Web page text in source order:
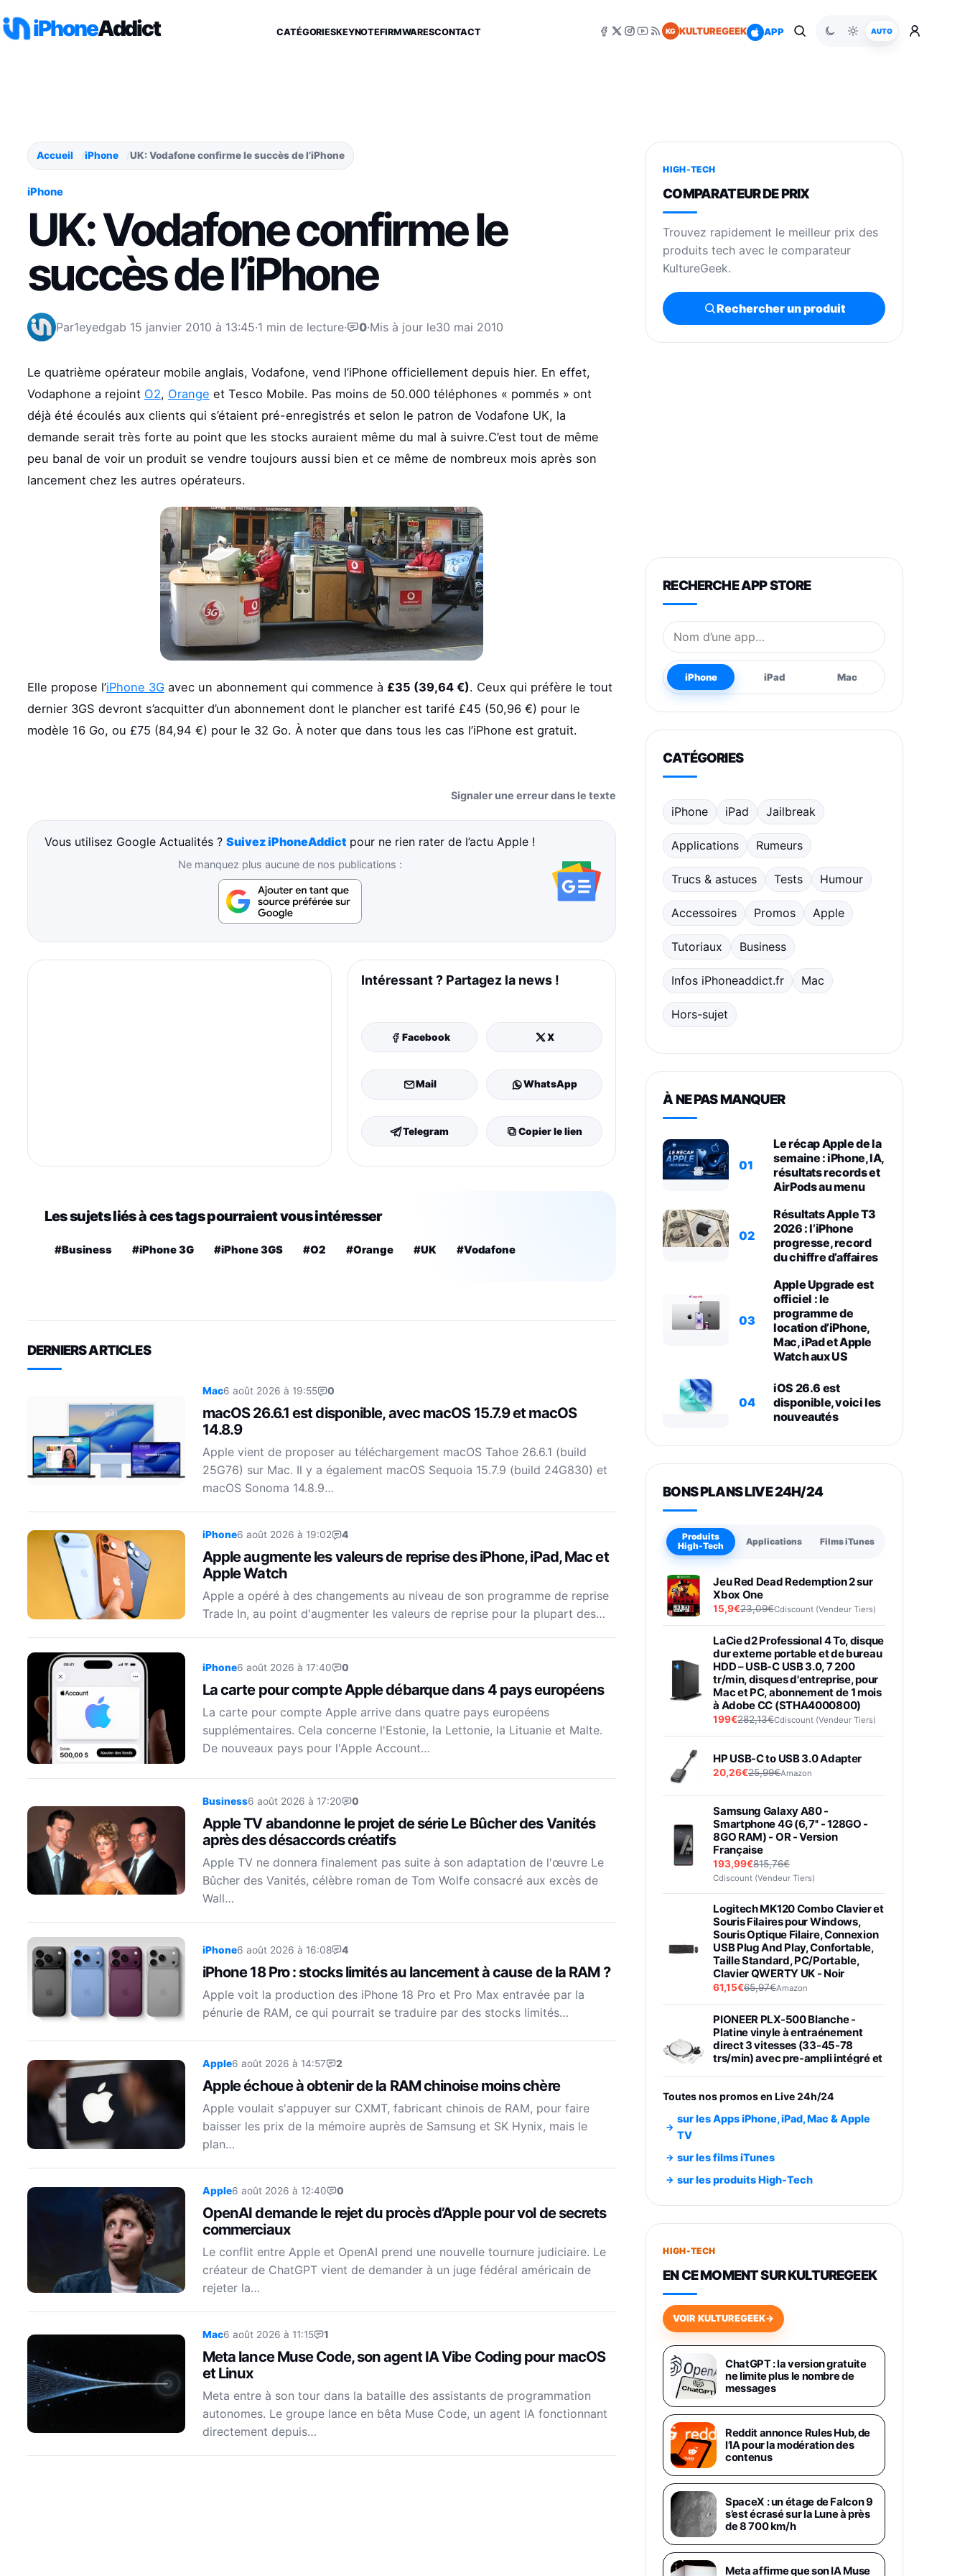
iPhoneAddict CATÉGORIESKEYNOTEFIRMWARESCONTACT KG KULTUREGEEK APP AUTO
Accueil iPhone UK: Vodafone confirme le succès de l’iPhone
iPhone
UK: Vodafone confirme le
succès de l’iPhone
Par1eyedgab 15 janvier 2010 à 13:45·1 min de lecture· 0·Mis à jour le30 mai 2010
Le quatrième opérateur mobile anglais, Vodafone, vend l’iPhone officiellement depuis hier. En effet,
Vodaphone a rejoint O2, Orange et Tesco Mobile. Pas moins de 50.000 téléphones « pommés » ont
déjà été écoulés aux clients qui s’étaient pré-enregistrés et selon le patron de Vodafone UK, la
demande serait très forte au point que les stocks auraient même du mal à suivre.C’est tout de même
peu banal de voir un produit se vendre toujours aussi bien et ce même de nombreux mois après son
lancement chez les autres opérateurs.
Elle propose l’iPhone 3Gavec un abonnement qui commence à £35 (39,64 €). Ceux qui préfère le tout
dernier 3GS devront s’acquitter d’un abonnement dont le plancher est tarifé £45 (50,96 €) pour le
modèle 16 Go, ou £75 (84,94 €) pour le 32 Go. À noter que dans tous les cas l’iPhone est gratuit.
Signaler une erreur dans le texte
Vous utilisez Google Actualités ?Suivez iPhoneAddict pour ne rien rater de l’actu Apple !
Ne manquez plus aucune de nos publications :
Intéressant ? Partagez la news !
Facebook X
Mail WhatsApp
Telegram Copier le lien
Les sujets liés à ces tags pourraient vous intéresser
#Business #iPhone 3G #iPhone 3GS #O2 #Orange #UK #Vodafone
DERNIERS ARTICLES
Mac6 août 2026 à 19:55 0
macOS 26.6.1 est disponible, avec macOS 15.7.9 et macOS
14.8.9
Apple vient de proposer au téléchargement macOS Tahoe 26.6.1 (build
25G76) sur Mac. Il y a également macOS Sequoia 15.7.9 (build 24G830) et
macOS Sonoma 14.8.9…
iPhone6 août 2026 à 19:02 4
Apple augmente les valeurs de reprise des iPhone, iPad, Mac et
Apple Watch
Apple a opéré à des changements au niveau de son programme de reprise
Trade In, au point d'augmenter les valeurs de reprise pour la plupart des…
iPhone6 août 2026 à 17:40 0
La carte pour compte Apple débarque dans 4 pays européens
La carte pour compte Apple arrive dans quatre pays européens
supplémentaires. Cela concerne l'Estonie, la Lettonie, la Lituanie et Malte.
De nouveaux pays pour l'Apple Account…
Business6 août 2026 à 17:20 0
Apple TV abandonne le projet de série Le Bûcher des Vanités
après des désaccords créatifs
Apple TV ne donnera finalement pas suite à son adaptation de l'œuvre Le
Bûcher des Vanités, célèbre roman de Tom Wolfe consacré aux excès de
Wall…
iPhone6 août 2026 à 16:08 4
iPhone 18 Pro : stocks limités au lancement à cause de la RAM ?
Apple voit la production des iPhone 18 Pro et Pro Max entravée par la
pénurie de RAM, ce qui pourrait se traduire par des stocks limités…
Apple6 août 2026 à 14:57 2
Apple échoue à obtenir de la RAM chinoise moins chère
Apple voulait s'appuyer sur CXMT, fabricant chinois de RAM, pour faire
baisser les prix de la mémoire auprès de Samsung et SK Hynix, mais le
plan…
Apple6 août 2026 à 12:40 0
OpenAI demande le rejet du procès d’Apple pour vol de secrets
commerciaux
Le conflit entre Apple et OpenAI prend une nouvelle tournure judiciaire. Le
créateur de ChatGPT vient de demander à un juge fédéral américain de
rejeter la…
Mac6 août 2026 à 11:15 1
Meta lance Muse Code, son agent IA Vibe Coding pour macOS
et Linux
Meta entre à son tour dans la bataille des assistants de programmation
autonomes. Le groupe lance en bêta Muse Code, un agent IA fonctionnant
directement depuis…
HIGH-TECH
COMPARATEUR DE PRIX
Trouvez rapidement le meilleur prix des
produits tech avec le comparateur
KultureGeek.
Rechercher un produit
RECHERCHE APP STORE
Nom de l’application
iPhone iPad Mac
CATÉGORIES
iPhone iPad Jailbreak
Applications Rumeurs
Trucs & astuces Tests Humour
Accessoires Promos Apple
Tutoriaux Business
Infos iPhoneaddict.fr Mac
Hors-sujet
À NE PAS MANQUER
01
Le récap Apple de la
semaine : iPhone, IA,
résultats records et
AirPods au menu
02
Résultats Apple T3
2026 : l’iPhone
progresse, record
du chiffre d’affaires
03
Apple Upgrade est
officiel : le
programme de
location d’iPhone,
Mac, iPad et Apple
Watch aux US
04
iOS 26.6 est
disponible, voici les
nouveautés
BONS PLANS LIVE 24H/24
Produits
High-Tech
Applications Films iTunes
Jeu Red Dead Redemption 2 sur
Xbox One
15,9€23,09€Cdiscount (Vendeur Tiers)
LaCie d2 Professional 4 To, disque
dur externe portable et de bureau
HDD – USB-C USB 3.0, 7 200
tr/min, disques d'entreprise, pour
Mac et PC, abonnement de 1 mois
à Adobe CC (STHA4000800)
199€282,13€Cdiscount (Vendeur Tiers)
HP USB-C to USB 3.0 Adapter
20,26€25,99€Amazon
Samsung Galaxy A80 -
Smartphone 4G (6,7'' - 128GO -
8GO RAM) - OR - Version
Française
193,99€815,76€
Cdiscount (Vendeur Tiers)
Logitech MK120 Combo Clavier et
Souris Filaires pour Windows,
Souris Optique Filaire, Connexion
USB Plug And Play, Confortable,
Taille Standard, PC/Portable,
Clavier QWERTY UK - Noir
61,15€65,97€Amazon
PIONEER PLX-500 Blanche -
Platine vinyle à entraénement
direct 3 vitesses (33-45-78
trs/min) avec pre-ampli intégré et
Smartphone SAMSUNG Galaxy
Smartphone SAMSUNG Galaxy
S26+ Violet 256Go
749,99€1240,43€Fnac (Vendeur Tiers)
648,63€
Smartphone Android 5G avec
Galaxy AI, 512 Go, Chargeur
Secteur Rapide 25W Inclus,
Smartphone déverrouillé, Noir,
Version FR
1019€1399€Fnac (Vendeur Tiers)
Galaxy S26 Ultra 512 Go Bleu
1019€1399€ Fnac (Vendeur Tiers)
Galaxy S26 Ultra 256 Go Violet
892€1199€
Philips SHK2000BL - Casque
Enfant - Bleu & Répartiteur Audio
5 Casques, Blanc
24,94€ 29,96€ Fnac (Vendeur Tiers)
Toutes nos promos en Live 24h/24
sur les Apps iPhone, iPad, Mac & Apple
TV
sur les films iTunes
sur les produits High-Tech
HIGH-TECH
EN CE MOMENT SUR KULTUREGEEK
VOIR KULTUREGEEK→
ChatGPT : la version gratuite
ne limite plus le nombre de
messages
Reddit annonce Rules Hub, de
l’IA pour la modération des
contenus
SpaceX : un étage de Falcon 9
s’est écrasé sur la Lune à près
de 8 700 km/h
Meta affirme que son IA Muse